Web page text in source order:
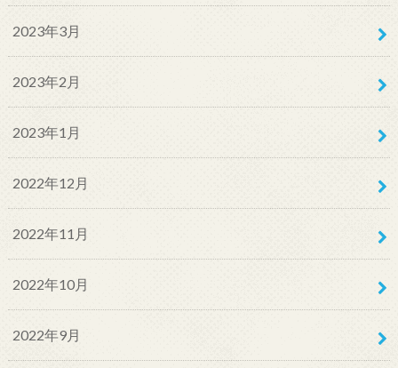
2023年3月
2023年2月
2023年1月
2022年12月
2022年11月
2022年10月
2022年9月